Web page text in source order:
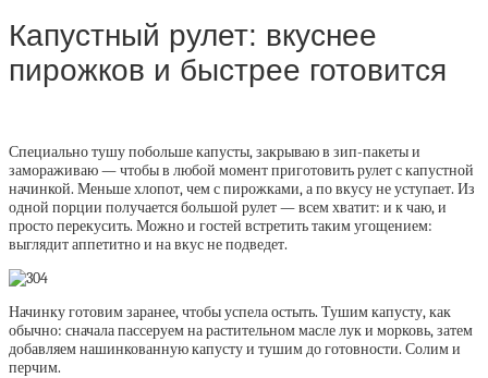
Капустный рулет: вкуснее
пирожков и быстрее готовится
Специально тушу побольше капусты, закрываю в зип-пакеты и
замораживаю — чтобы в любой момент приготовить рулет с капустной
начинкой. Меньше хлопот, чем с пирожками, а по вкусу не уступает. Из
одной порции получается большой рулет — всем хватит: и к чаю, и
просто перекусить. Можно и гостей встретить таким угощением:
выглядит аппетитно и на вкус не подведет.
Начинку готовим заранее, чтобы успела остыть. Тушим капусту, как
обычно: сначала пассеруем на растительном масле лук и морковь, затем
добавляем нашинкованную капусту и тушим до готовности. Солим и
перчим.